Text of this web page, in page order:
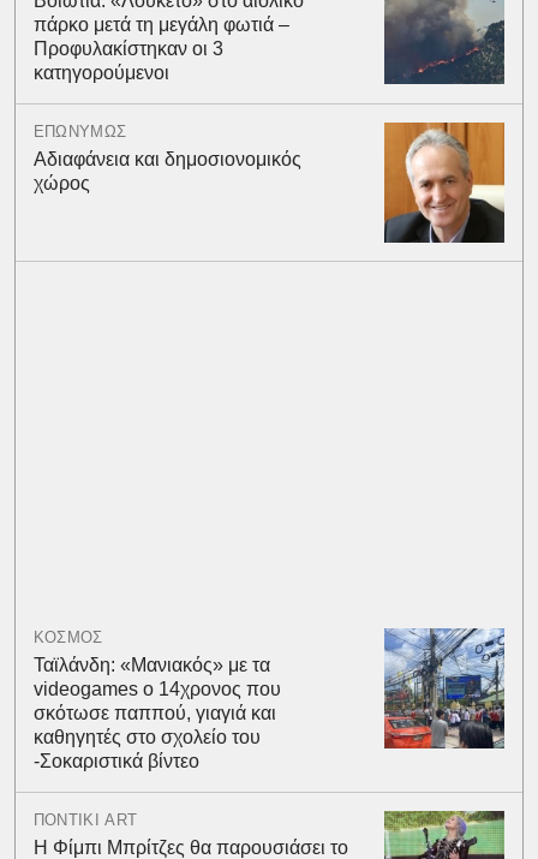
πάρκο μετά τη μεγάλη φωτιά –
Προφυλακίστηκαν οι 3
κατηγορούμενοι
ΕΠΩΝΥΜΩΣ
Αδιαφάνεια και δημοσιονομικός
χώρος
ΚΟΣΜΟΣ
Ταϊλάνδη: «Μανιακός» με τα
videogames ο 14χρονος που
σκότωσε παππού, γιαγιά και
καθηγητές στο σχολείο του
-Σοκαριστικά βίντεο
ΠΟΝΤΙΚΙ ART
Η Φίμπι Μπρίτζες θα παρουσιάσει το